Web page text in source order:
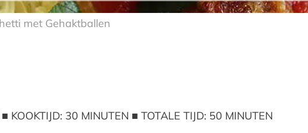
met Gehaktballen
KOOKTIJD: 30 MINUTEN ■ TOTALE TIJD: 50 MINUTEN